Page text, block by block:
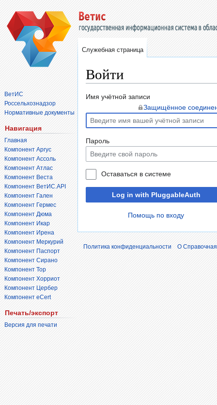
Войти
Перейти
навигации
Перейти
поиску
Имя учётной записи
Защищённое
Пароль
Оставаться в системе
Log in with PluggableAuth
Помощь по входу
Служебная страница
ВетИС
Россельхознадзор
Нормативные документы
Навигация
Главная
Компонент Аргус
Компонент Ассоль
Компонент Атлас
Компонент Веста
Компонент ВетИС.API
Компонент Гален
Компонент Гермес
Компонент Дюма
Компонент Икар
Компонент Ирена
Компонент Меркурий
Компонент Паспорт
Компонент Сирано
Компонент Тор
Компонент Хорриот
Компонент Цербер
Компонент eCert
Печать/экспорт
Версия для печати
Политика конфиденциальности О Справочная